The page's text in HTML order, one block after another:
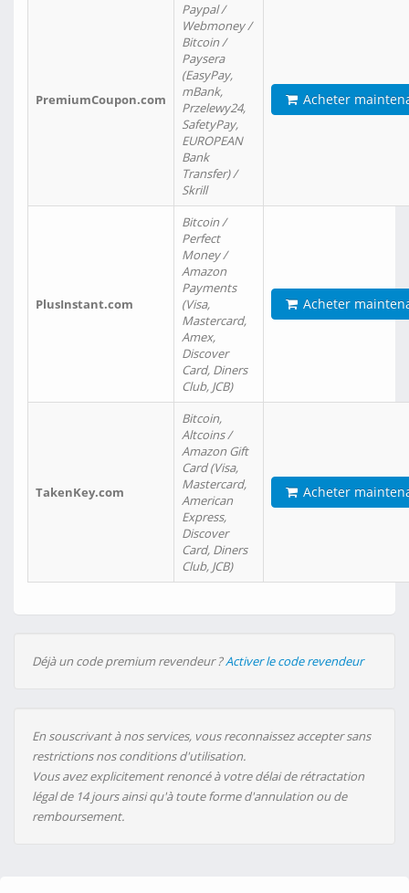
PremiumCoupon.com
Paypal /
Webmoney /
Bitcoin /
Paysera
(EasyPay,
mBank,
Przelewy24,
SafetyPay,
EUROPEAN
Bank
Transfer) /
Skrill
Acheter
PlusInstant.com
Bitcoin /
Perfect
Money /
Amazon
Payments
(Visa,
Mastercard,
Amex,
Discover
Card, Diners
Club, JCB)
Acheter
TakenKey.com
Bitcoin,
Altcoins /
Amazon Gift
Card (Visa,
Mastercard,
American
Express,
Discover
Card, Diners
Club, JCB)
Acheter
Déjà un code premium revendeur ?Activer le code revendeur
En souscrivant à nos services, vous reconnaissez accepter sans
restrictions nos conditions d'utilisation.
Vous avez explicitement renoncé à votre délai de rétractation
légal de 14 jours ainsi qu'à toute forme d'annulation ou de
remboursement.